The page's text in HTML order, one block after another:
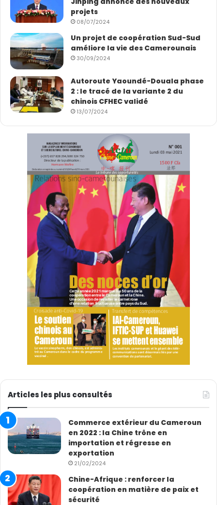
projets
08/07/2024
Un projet de coopération Sud-Sud
améliore la vie des Camerounais
30/09/2024
Autoroute Yaoundé-Douala phase
2 : le tracé de la variante 2 du
chinois CFHEC validé
13/07/2024
Articles les plus consultés
Commerce extérieur du Cameroun
en 2022 : la Chine trône en
importation et régresse en
exportation
21/02/2024
Chine-Afrique : renforcer la
coopération en matière de paix et
sécurité